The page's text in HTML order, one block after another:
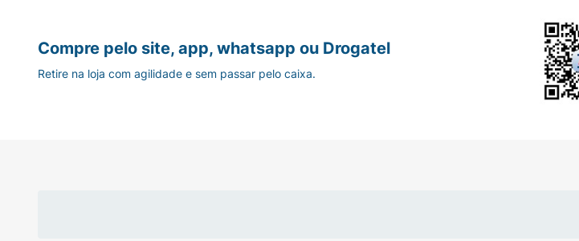
Compre pelo site, app, whatsapp ou Drogatel
Retire na loja com agilidade e sem passar pelo caixa.